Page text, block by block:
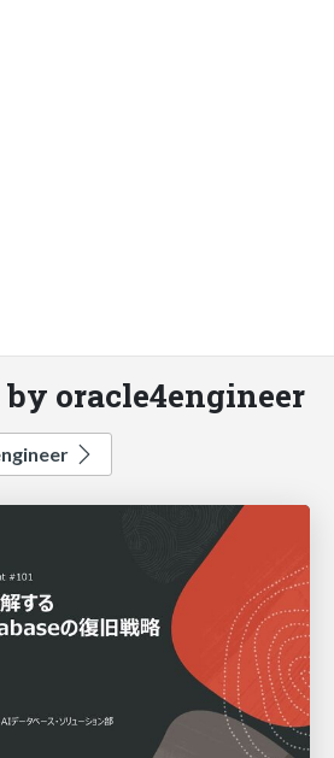
by oracle4engineer